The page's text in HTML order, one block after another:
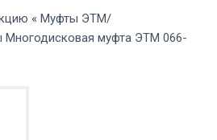
« Муфты ЭТМ/
муфта ЭТМ 066-